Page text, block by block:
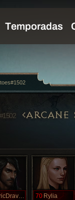
#1502 ARCANE
EricDraven 70 Rylia